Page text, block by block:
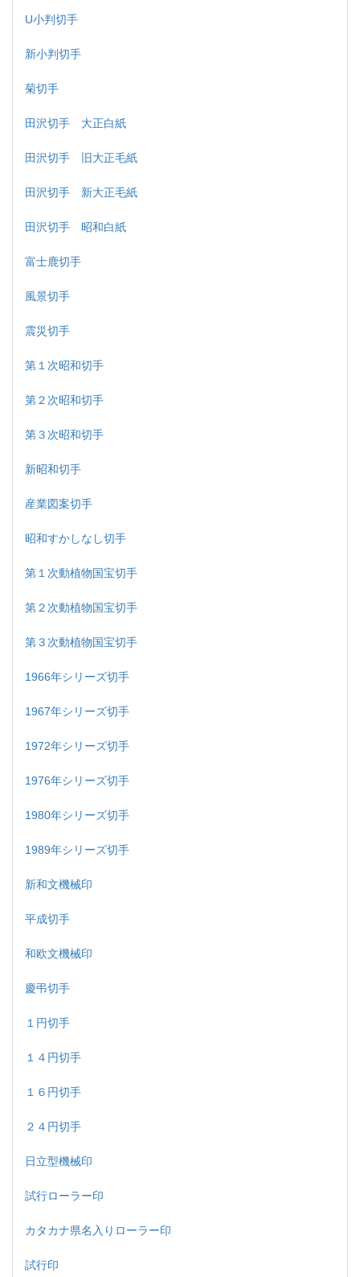
U小判切手
新小判切手
菊切手
田沢切手 大正白紙
田沢切手 旧大正毛紙
田沢切手 新大正毛紙
田沢切手 昭和白紙
富士鹿切手
風景切手
震災切手
第１次昭和切手
第２次昭和切手
第３次昭和切手
新昭和切手
産業図案切手
昭和すかしなし切手
第１次動植物国宝切手
第２次動植物国宝切手
第３次動植物国宝切手
1966年シリーズ切手
1967年シリーズ切手
1972年シリーズ切手
1976年シリーズ切手
1980年シリーズ切手
1989年シリーズ切手
新和文機械印
平成切手
和欧文機械印
慶弔切手
１円切手
１４円切手
１６円切手
２４円切手
日立型機械印
試行ローラー印
カタカナ県名入りローラー印
試行印